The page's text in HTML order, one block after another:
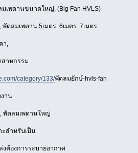
พดานขนาดใหญ่, (Big Fan HVLS)
ดลมเพดาน 5เมตร 6เมตร 7เมตร
า,
าหกรรม
category/133/พัดลมยักษ์-hvls-fan
าน
พัดลมเพดานใหญ่
สำหรับเป็น
งต้องการระบายอากาศ